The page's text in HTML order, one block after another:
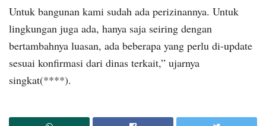
Untuk bangunan kami sudah ada perizinannya. Untuk
lingkungan juga ada, hanya saja seiring dengan
bertambahnya luasan, ada beberapa yang perlu di-update
sesuai konfirmasi dari dinas terkait,” ujarnya
singkat(****).